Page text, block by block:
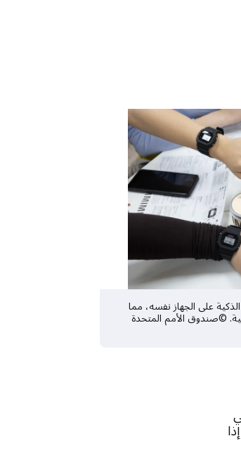
على الجهاز نفسه، مما
©صندوق الأمم المتحدة